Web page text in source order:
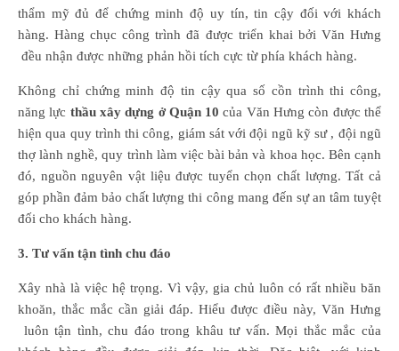
thẩm mỹ đủ để chứng minh độ uy tín, tin cậy đối với khách
hàng. Hàng chục công trình đã được triển khai bởi Văn Hưng
đều nhận được những phản hồi tích cực từ phía khách hàng.
Không chỉ chứng minh độ tin cậy qua số cồn trình thi công,
năng lực thầu xây dựng ở Quận 10của Văn Hưng còn được thể
hiện qua quy trình thi công, giám sát với đội ngũ kỹ sư , đội ngũ
thợ lành nghề, quy trình làm việc bài bản và khoa học. Bên cạnh
đó, nguồn nguyên vật liệu được tuyển chọn chất lượng. Tất cả
góp phần đảm bảo chất lượng thi công mang đến sự an tâm tuyệt
đối cho khách hàng.
3. Tư vấn tận tình chu đáo
Xây nhà là việc hệ trọng. Vì vậy, gia chủ luôn có rất nhiều băn
khoăn, thắc mắc cần giải đáp. Hiểu được điều này, Văn Hưng
luôn tận tình, chu đáo trong khâu tư vấn. Mọi thắc mắc của